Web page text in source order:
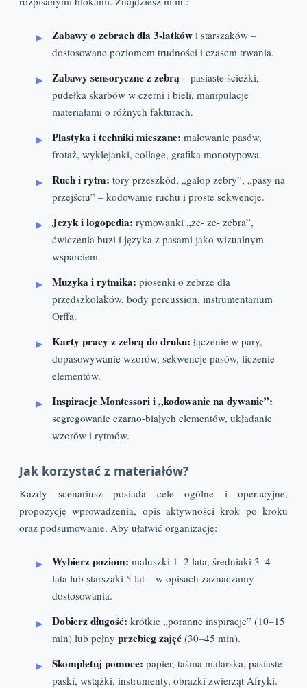
Zabawy o zebrach dla 3-latków i starszaków –
dostosowane poziomem trudności i czasem trwania.
Zabawy sensoryczne z zebrą – pasiaste ścieżki,
pudełka skarbów w czerni i bieli, manipulacje
materiałami o różnych fakturach.
Plastyka i techniki mieszane: malowanie pasów,
frotaż, wyklejanki, collage, grafika monotypowa.
Ruch i rytm: tory przeszkód, „galop zebry”, „pasy na
przejściu” – kodowanie ruchu i proste sekwencje.
Jezyk i logopedia: rymowanki „ze- ze- zebra”,
ćwiczenia buzi i języka z pasami jako wizualnym
wsparciem.
Muzyka i rytmika: piosenki o zebrze dla
przedszkolaków, body percussion, instrumentarium
Orffa.
Karty pracy z zebrą do druku: łączenie w pary,
dopasowywanie wzorów, sekwencje pasów, liczenie
elementów.
Inspiracje Montessori i „kodowanie na dywanie”:
segregowanie czarno-białych elementów, układanie
wzorów i rytmów.
Jak korzystać z materiałów?
Każdy scenariusz posiada cele ogólne i operacyjne,
propozycję wprowadzenia, opis aktywności krok po kroku
oraz podsumowanie. Aby ułatwić organizację:
Wybierz poziom: maluszki 1–2 lata, średniaki 3–4
lata lub starszaki 5 lat – w opisach zaznaczamy
dostosowania.
Dobierz długość: krótkie „poranne inspiracje” (10–15
min) lub pełny przebieg zajęć (30–45 min).
Skompletuj pomoce: papier, taśma malarska, pasiaste
paski, wstążki, instrumenty, obrazki zwierząt Afryki.